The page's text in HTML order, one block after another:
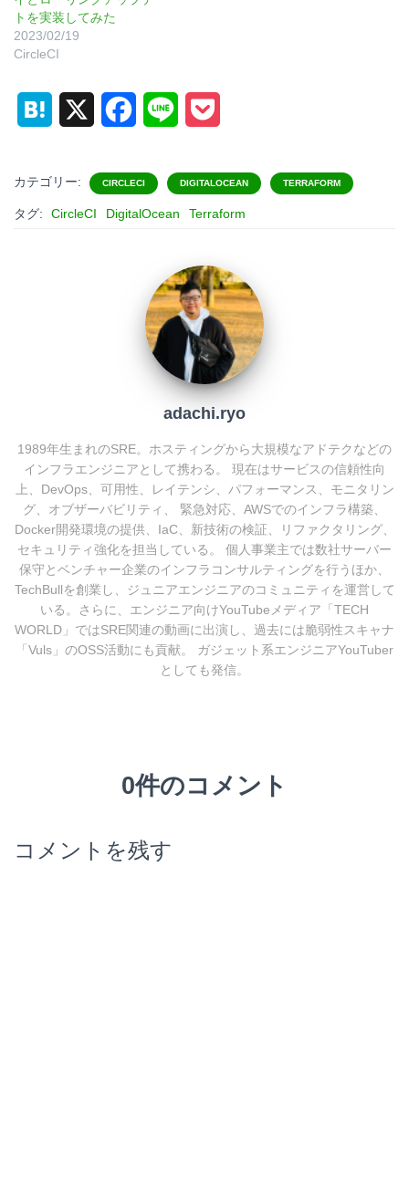
トを実装してみた
2023/02/19
CircleCI
t
e
c
e
n
e
c
k
t
カテゴリー: CIRCLECI DIGITALOCEAN TERRAFORM
タグ: CircleCI DigitalOcean Terraform
adachi.ryo
1989年生まれのSRE。ホスティングから大規模なアドテクなどの
インフラエンジニアとして携わる。 現在はサービスの信頼性向
上、DevOps、可用性、レイテンシ、パフォーマンス、モニタリン
グ、オブザーバビリティ、 緊急対応、AWSでのインフラ構築、
Docker開発環境の提供、IaC、新技術の検証、リファクタリング、
セキュリティ強化を担当している。 個人事業主では数社サーバー
保守とベンチャー企業のインフラコンサルティングを行うほか、
TechBullを創業し、ジュニアエンジニアのコミュニティを運営して
いる。さらに、エンジニア向けYouTubeメディア「TECH
WORLD」ではSRE関連の動画に出演し、過去には脆弱性スキャナ
「Vuls」のOSS活動にも貢献。 ガジェット系エンジニアYouTuber
としても発信。
0件のコメント
コメントを残す